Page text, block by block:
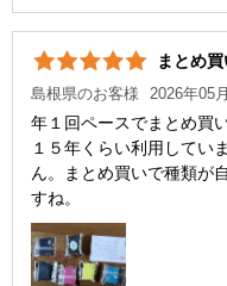
まとめ
島根県のお客様 2026年05
年１回ペースでまとめ買
１５年くらい利用してい
ん。まとめ買いで種類が
すね。